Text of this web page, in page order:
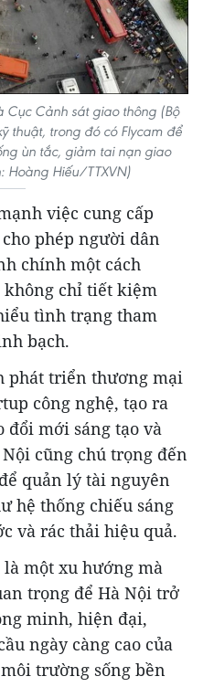
Cục Cảnh sát giao thông (Bộ
thuật, trong đó có Flycam để
ùn tắc, giảm tai nạn giao
Hoàng Hiếu/TTXVN)
việc cung cấp
phép người dân
chính một cách
chỉ tiết kiệm
tình trạng tham
bạch.
phát triển thương mại
công nghệ, tạo ra
mới sáng tạo và
cũng chú trọng đến
quản lý tài nguyên
hệ thống chiếu sáng
và rác thải hiệu quả.
một xu hướng mà
trọng để Hà Nội trở
minh, hiện đại,
ngày càng cao của
trường sống bền